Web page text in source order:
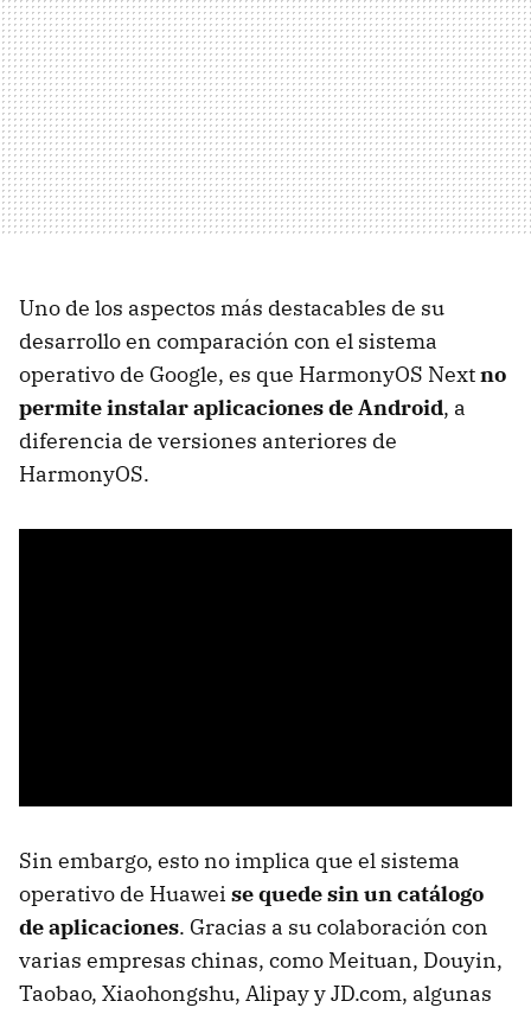
Uno de los aspectos más destacables de su
desarrollo en comparación con el sistema
operativo de Google, es que HarmonyOS Nextno
permite instalar aplicaciones de Android, a
diferencia de versiones anteriores de
HarmonyOS.
Sin embargo, esto no implica que el sistema
operativo de Huawei se quede sin un catálogo
de aplicaciones. Gracias a su colaboración con
varias empresas chinas, como Meituan, Douyin,
Taobao, Xiaohongshu, Alipay y JD.com, algunas